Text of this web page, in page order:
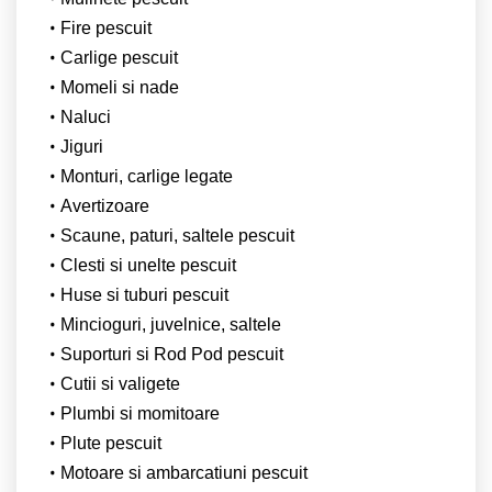
Fire pescuit
Carlige pescuit
Momeli si nade
Naluci
Jiguri
Monturi, carlige legate
Avertizoare
Scaune, paturi, saltele pescuit
Clesti si unelte pescuit
Huse si tuburi pescuit
Mincioguri, juvelnice, saltele
Suporturi si Rod Pod pescuit
Cutii si valigete
Plumbi si momitoare
Plute pescuit
Motoare si ambarcatiuni pescuit